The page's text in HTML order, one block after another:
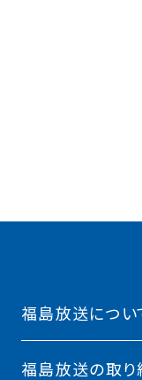
福島放送につい
福島放送の取り